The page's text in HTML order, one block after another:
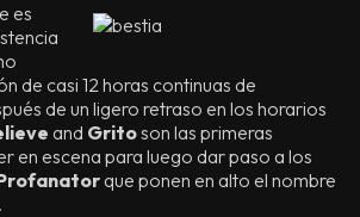
es
de casi 12 horas continuas de
de un ligero retraso en los horarios
and Gritoson las primeras
en escena para luego dar paso a los
que ponen en alto el nombre